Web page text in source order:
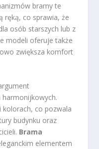
bramy te
ręką, co sprawia, że
osób starszych lub z
modeli oferuje także
zwiększa komfort
kolorach, co pozwala
budynku oraz
Brama
elementem